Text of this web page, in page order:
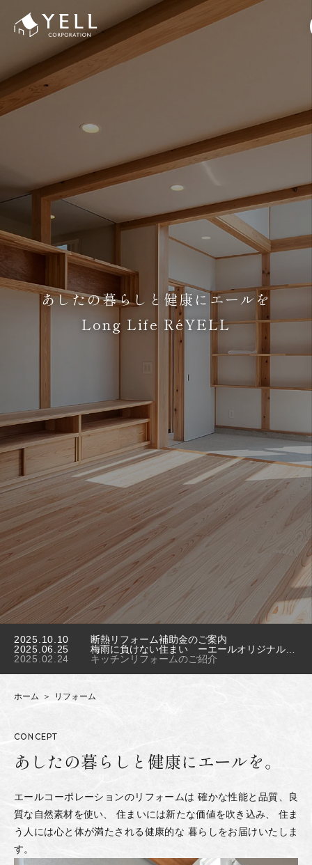
あしたの暮らしと健康にエールを
Long Life RéYELL
2025.10.10
断熱リフォーム補助金のご案内
2025.06.25
2025.02.24
キッチンリフォームのご紹介
ホーム リフォーム
CONCEPT
あしたの暮らしと 健康にエールを。
エールコーポレーションのリフォームは 確かな性能と品質、良
質な自然素材を使い、
住まいには新たな価値を吹き込み、
住ま
う人には心と体が満たされる健康的な 暮らしをお届けいたしま
す。